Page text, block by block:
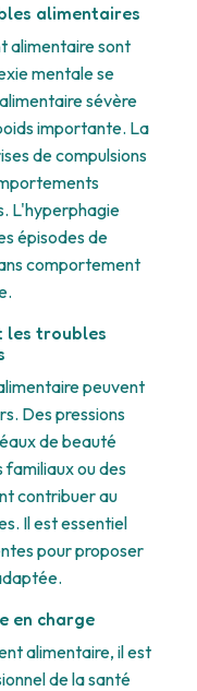
alimentaires
alimentaire sont
mentale se
sévère
importante. La
de compulsions
L'hyperphagie
épisodes de
comportement
les troubles
peuvent
Des pressions
de beauté
ou des
contribuer au
Il est essentiel
pour proposer
en charge
alimentaire, il est
de la santé